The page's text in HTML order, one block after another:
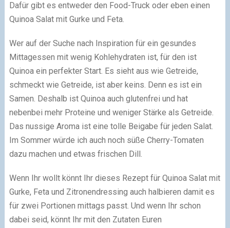
Dafür gibt es entweder den Food-Truck oder eben einen
Quinoa Salat mit Gurke und Feta.
Wer auf der Suche nach Inspiration für ein gesundes
Mittagessen mit wenig Kohlehydraten ist, für den ist
Quinoa ein perfekter Start. Es sieht aus wie Getreide,
schmeckt wie Getreide, ist aber keins. Denn es ist ein
Samen. Deshalb ist Quinoa auch glutenfrei und hat
nebenbei mehr Proteine und weniger Stärke als Getreide.
Das nussige Aroma ist eine tolle Beigabe für jeden Salat.
Im Sommer würde ich auch noch süße Cherry-Tomaten
dazu machen und etwas frischen Dill.
Wenn Ihr wollt könnt Ihr dieses Rezept für Quinoa Salat mit
Gurke, Feta und Zitronendressing auch halbieren damit es
für zwei Portionen mittags passt. Und wenn Ihr schon
dabei seid, könnt Ihr mit den Zutaten Euren